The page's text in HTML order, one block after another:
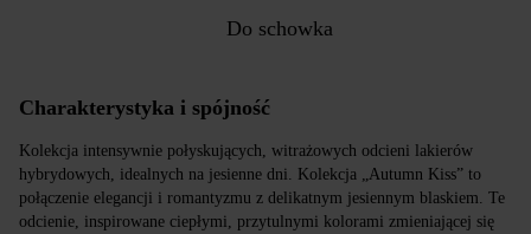
Do schowka
Charakterystyka i spójność
Kolekcja intensywnie połyskujących, witrażowych odcieni lakierów
hybrydowych, idealnych na jesienne dni. Kolekcja „Autumn Kiss” to
połączenie elegancji i romantyzmu z delikatnym jesiennym blaskiem. Te
odcienie, inspirowane ciepłymi, przytulnymi kolorami zmieniającej się